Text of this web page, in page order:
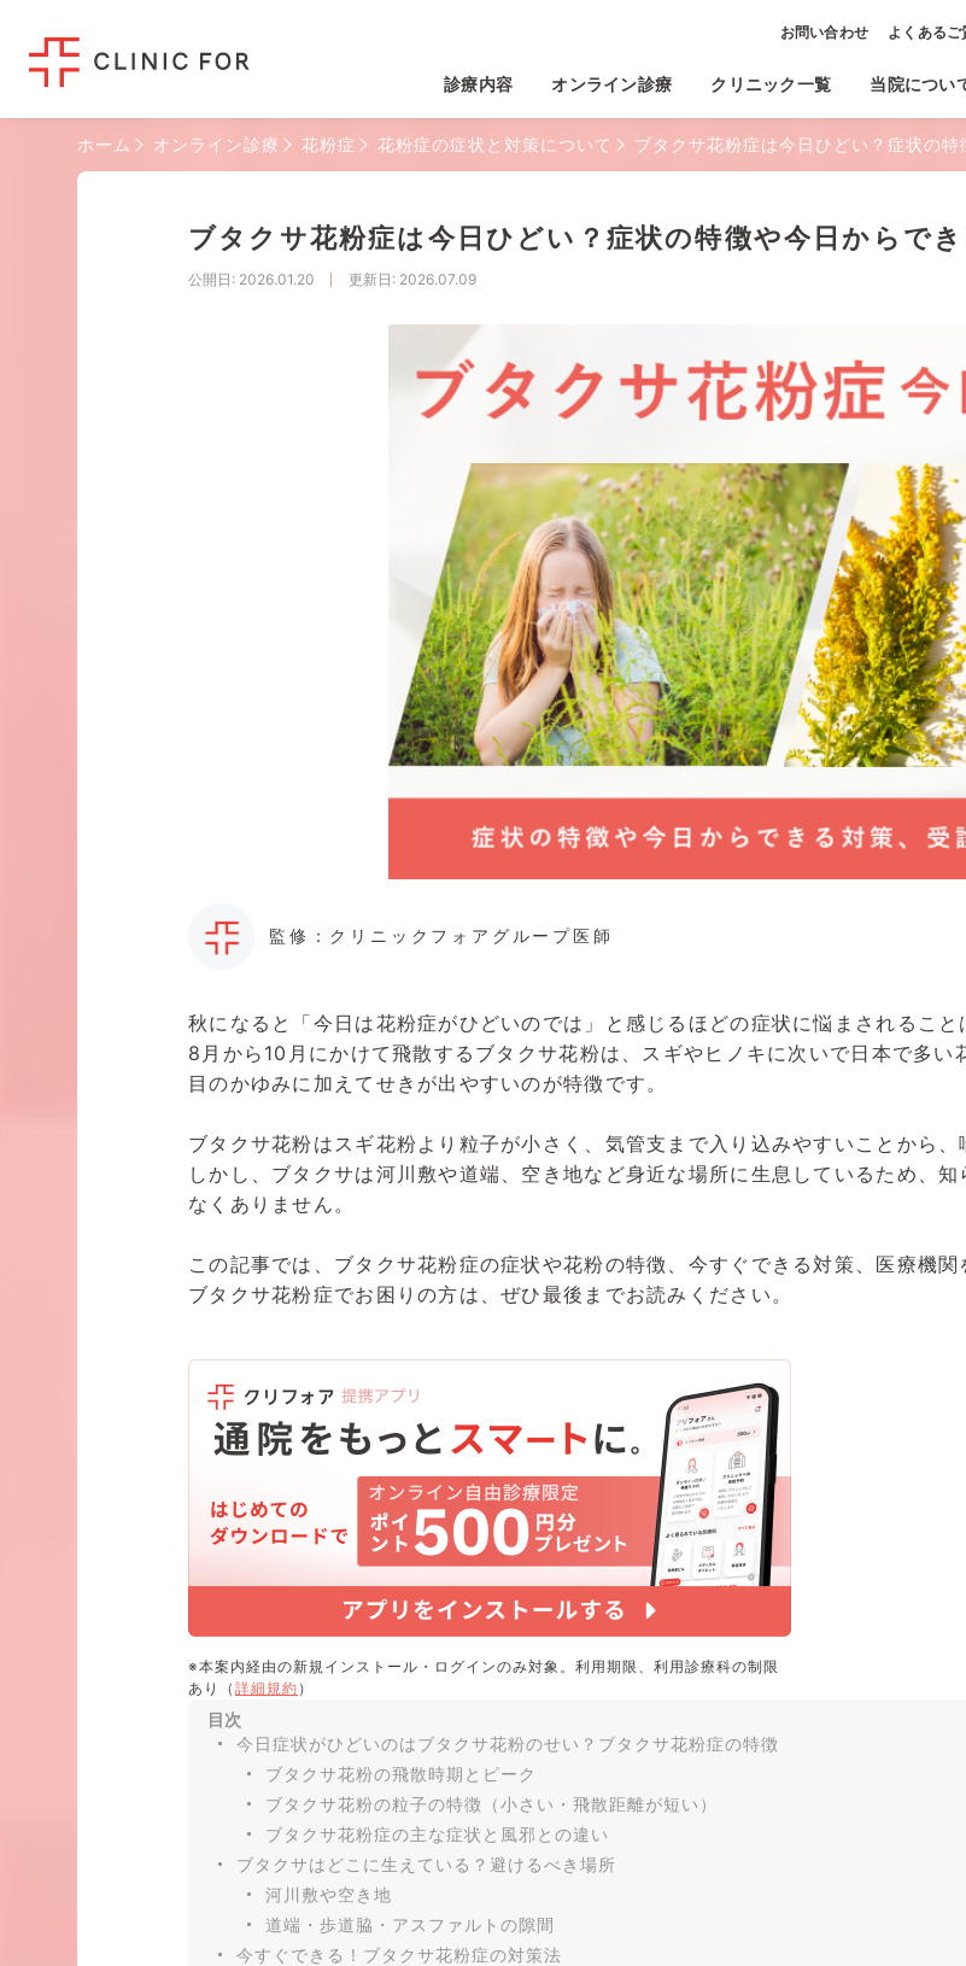
診療内容 オンライン診療 クリニック一覧 当院につい
お問い合わせ よくあるご
ホーム オンライン診療 花粉症 花粉症の症状と対策について ブタクサ花粉症は今日ひどい？症状の
ブタクサ花粉症は今日ひどい？症状の特徴や今日からで
公開日 : 2026.01.20 更新日 : 2026.07.09
監修：クリニックフォアグループ医師
秋になると「今日は花粉症がひどいのでは」と感じるほどの症状に悩まされること
8月から10月にかけて飛散するブタクサ花粉は、スギやヒノキに次いで日本で多い
目のかゆみに加えてせきが出やすいのが特徴です。
ブタクサ花粉はスギ花粉より粒子が小さく、気管支まで入り込みやすいことから
しかし、ブタクサは河川敷や道端、空き地など身近な場所に生息しているため、
なくありません。
この記事では、ブタクサ花粉症の症状や花粉の特徴、今すぐできる対策、医療機
ブタクサ花粉症でお困りの方は、ぜひ最後までお読みください。
※本案内経由の新規インストール・ログインのみ対象。利用期限、利用診療科の制限
あり（ 詳細規約 ）
目次
今日症状がひどいのはブタクサ花粉のせい？ブタクサ花粉症の特徴
ブタクサ花粉の飛散時期とピーク
ブタクサ花粉の粒子の特徴（小さい・飛散距離が短い）
ブタクサ花粉症の主な症状と風邪との違い
ブタクサはどこに生えている？避けるべき場所
河川敷や空き地
道端・歩道脇・アスファルトの隙間
今すぐできる！ブタクサ花粉症の対策法